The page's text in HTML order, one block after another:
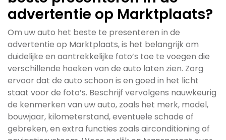
advertentie op Marktplaats?
Om uw auto het beste te presenteren in de
advertentie op Marktplaats, is het belangrijk om
duidelijke en aantrekkelijke foto’s toe te voegen die
verschillende hoeken van de auto laten zien. Zorg
ervoor dat de auto schoon is en goed in het licht
staat voor de foto’s. Beschrijf vervolgens nauwkeurig
de kenmerken van uw auto, zoals het merk, model,
bouwjaar, kilometerstand, eventuele schade of
gebreken, en extra functies zoals airconditioning of